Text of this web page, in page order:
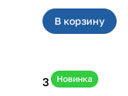
В корзину
Новинка
3 400 ₽